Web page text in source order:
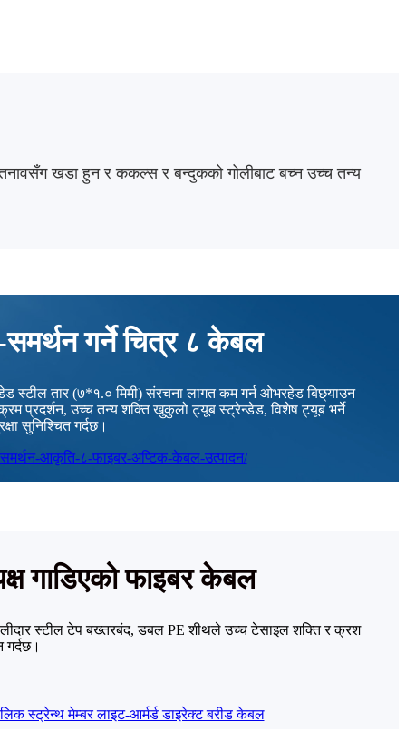
खडा हुन र ककल्स र बन्दुकको गोलीबाट बच्न उच्च तन्य
गर्ने चित्र ८ केबल
स्टील तार (७*१.० मिमी) संरचना लागत कम गर्न ओभरहेड बिछ्याउन
प्रदर्शन, उच्च तन्य शक्ति खुकुलो ट्यूब स्ट्रेन्डेड, विशेष ट्यूब भर्ने
सुनिश्चित गर्दछ।
गाडिएको फाइबर केबल
स्टील टेप बख्तरबंद, डबल PE शीथले उच्च टेसाइल शक्ति र क्रश